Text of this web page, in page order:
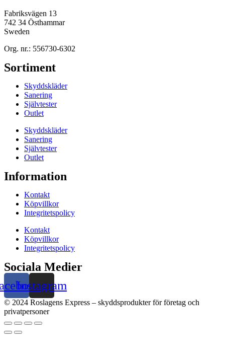
Fabriksvägen 13
742 34 Östhammar
Sweden
Org. nr.: 556730-6302
Sortiment
Skyddskläder
Sanering
Självtester
Outlet
Skyddskläder
Sanering
Självtester
Outlet
Information
Kontakt
Köpvillkor
Integritetspolicy
Kontakt
Köpvillkor
Integritetspolicy
Sociala Medier
Instagram
© 2024 Roslagens Express – skyddsprodukter för företag och
privatpersoner